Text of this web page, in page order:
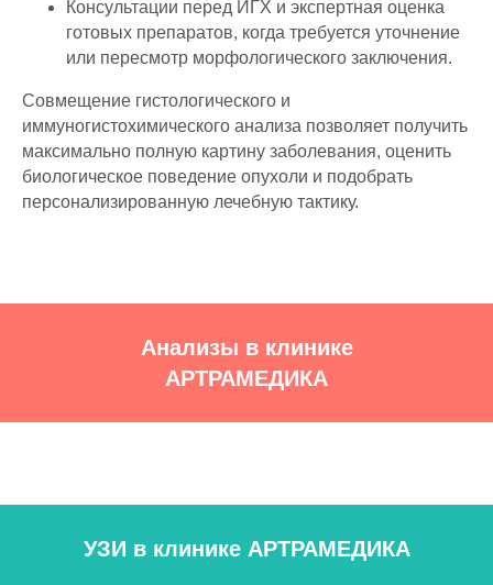
Консультации перед ИГХ и экспертная оценка
готовых препаратов, когда требуется уточнение
или пересмотр морфологического заключения.
Совмещение гистологического и
иммуногистохимического анализа позволяет получить
максимально полную картину заболевания, оценить
биологическое поведение опухоли и подобрать
персонализированную лечебную тактику.
Анализы в клинике
АРТРАМЕДИКА
УЗИ в клинике АРТРАМЕДИКА